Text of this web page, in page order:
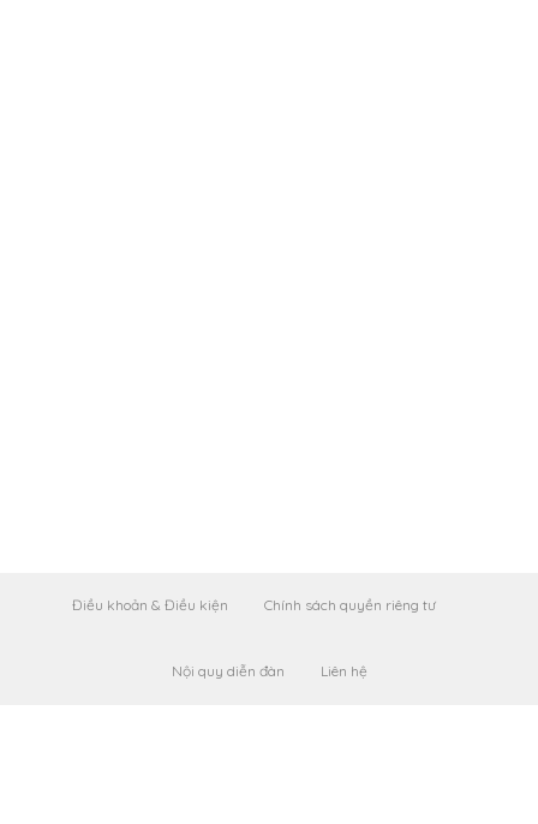
Điều khoản & Điều kiện Chính sách quyền riêng tư
Nội quy diễn đàn Liên hệ